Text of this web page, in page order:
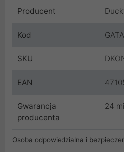
Producent
Kod
SKU
EAN
Gwarancja
producenta
24
Osoba odpowiedzialna i